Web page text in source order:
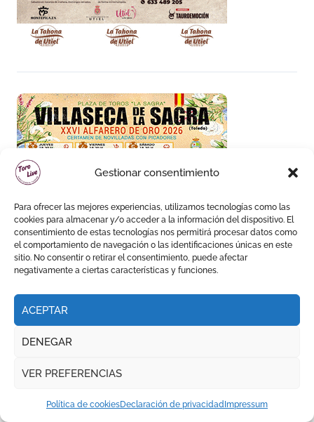
Gestionar consentimiento
Para ofrecer las mejores experiencias, utilizamos tecnologías como las
cookies para almacenar y/o acceder a la información del dispositivo. El
consentimiento de estas tecnologías nos permitirá procesar datos como
el comportamiento de navegación o las identificaciones únicas en este
sitio. No consentir o retirar el consentimiento, puede afectar
negativamente a ciertas características y funciones.
ACEPTAR
DENEGAR
VER PREFERENCIAS
Política de cookiesDeclaración de privacidad Impressum